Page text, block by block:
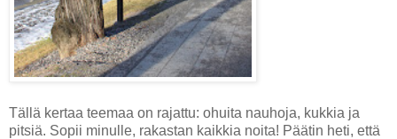
Tällä kertaa teemaa on rajattu: ohuita nauhoja, kukkia ja
pitsiä. Sopii minulle, rakastan kaikkia noita! Päätin heti, että